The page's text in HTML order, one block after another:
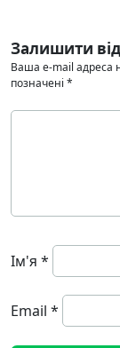
Залишити
Ваша e-mail адреса
позначені *
Ім'я *
Email *